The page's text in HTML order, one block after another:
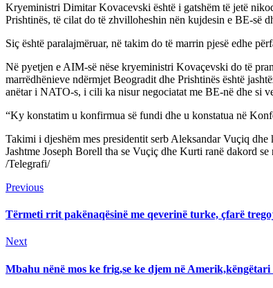
Kryeministri Dimitar Kovacevski është i gatshëm të jetë
Prishtinës, të cilat do të zhvilloheshin nën kujdesin e BE-së
Siç është paralajmëruar, në takim do të marrin pjesë edhe
Në pyetjen e AIM-së nëse kryeministri Kovaçevski do të
marrëdhënieve ndërmjet Beogradit dhe Prishtinës është
anëtar i NATO-s, i cili ka nisur negociatat me BE-në dhe si
“Ky konstatim u konfirmua së fundi dhe u konstatua në
Takimi i djeshëm mes presidentit serb Aleksandar Vuçiq
Jashtme Joseph Borell tha se Vuçiç dhe Kurti ranë dakord
/Telegrafi/
Continue
Reading
PreviousPrevious
Tërmeti rrit pakënaqësinë me qeverinë turke, çfarë
NextNext
Mbahu nënë mos ke frig,se ke djem në